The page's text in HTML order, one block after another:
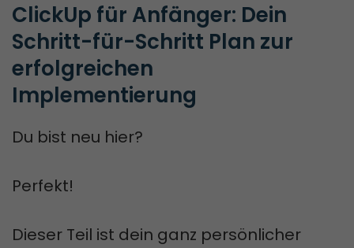
ClickUp für Anfänger: Dein
Schritt-für-Schritt Plan zur
erfolgreichen
Implementierung
Du bist neu hier?
Perfekt!
Dieser Teil ist dein ganz persönlicher